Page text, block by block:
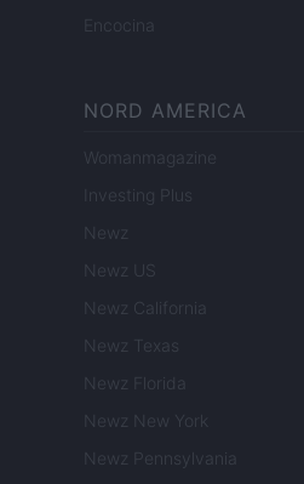
Encocina
NORD AMERICA
Womanmagazine
Investing Plus
Newz
Newz US
Newz California
Newz Texas
Newz Florida
Newz New York
Newz Pennsylvania